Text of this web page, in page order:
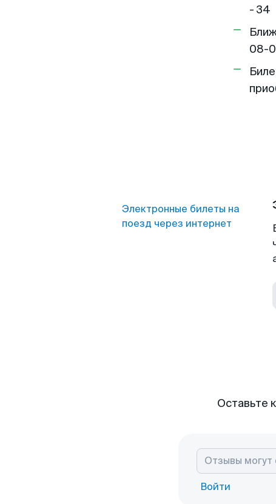
- 34
08-
Электронные билеты на
поезд через интернет
Оставьте
Войти